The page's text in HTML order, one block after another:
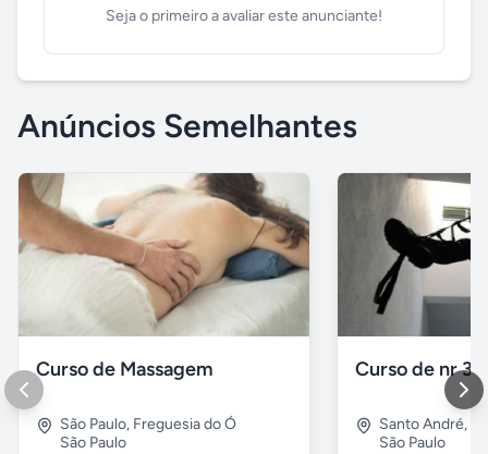
Seja o primeiro a avaliar este anunciante!
Anúncios Semelhantes
Curso de Massagem
São Paulo, Freguesia do Ó
São Paulo
Curso de nr 35
Santo André,
São Paulo